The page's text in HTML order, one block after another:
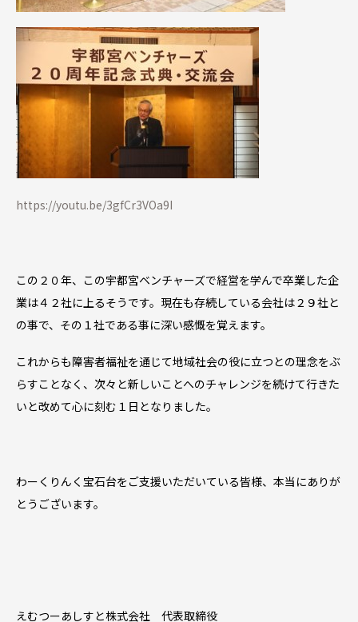
https://youtu.be/3gfCr3VOa9I
この２０年、この宇都宮ベンチャーズで経営を学んで卒業した企
業は４２社に上るそうです。現在も存続している会社は２９社と
の事で、その１社である事に深い感慨を覚えます。
これからも障害者福祉を通じて地域社会の役に立つとの理念をぶ
らすことなく、次々と新しいことへのチャレンジを続けて行きた
いと改めて心に刻む１日となりました。
わーくりんく宝石台をご支援いただいている皆様、本当にありが
とうございます。
えむつーあしすと株式会社 代表取締役